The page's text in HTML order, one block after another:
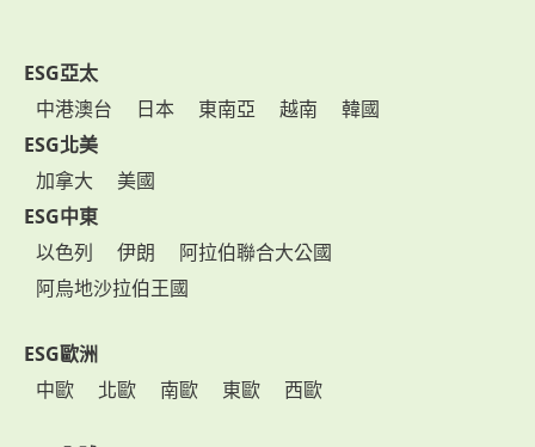
ESG亞太
中港澳台
日本 東南亞 越南
韓國
ESG北美
加拿大
美國
ESG中東
以色列
伊朗
阿拉伯聯合大公國
阿烏地沙拉伯王國
ESG歐洲
中歐
北歐 南歐 東歐 西歐